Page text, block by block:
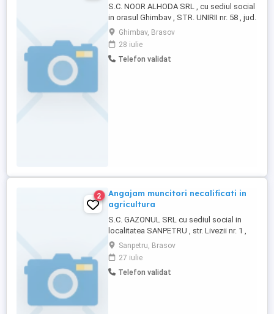
S.C. NOOR ALHODA SRL , cu sediul social
in orasul Ghimbav , STR. UNIRII nr. 58 , jud.
Brasov CUI 49279839 , J08-3615-2023 ,
angajeaza DIRECTOR SOCIETATE
COMERCIALA - cod C.O.R. 112004 Se ofera
un salariu brut lunar de 4325 RON .
Ghimbav, Brasov
28 iulie
Telefon validat
2
Angajam muncitori necalificati in
agricultura
S.C. GAZONUL SRL cu sediul social in
localitatea SANPETRU , str. Livezii nr. 1 ,
jud. Brasov , CUI 13238145 , angajeaza :
MUNCITOR NECALIFICAT IN
AGRICULTURA , cod C.O.R. 921302 , 2
posturi . Se ofera un venit lunar brut de
Sanpetru, Brasov
27 iulie
Telefon validat